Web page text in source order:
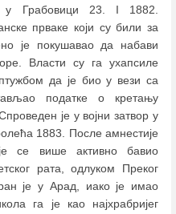
у Грабовици 23. I 1882.
прваке који су били за
је покушавао да набави
Власти су га ухапсиле
да је био у вези са
податке о кретању
је у војни затвор у
1883. После амнестије
се више активно бавио
рата, одлуком Преког
је у Арад, иако је имао
га је као најхрабријег